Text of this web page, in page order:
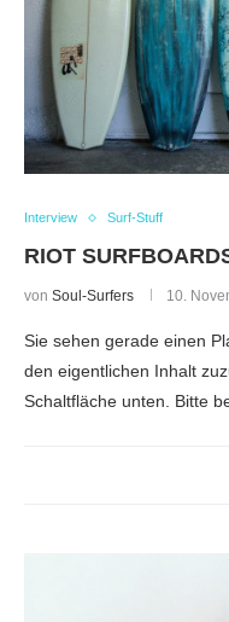
Interview Surf-Stuff
RIOT
von Soul-Surfers 10.
Sie sehen gerade einen
den eigentlichen Inhalt
Schaltfläche unten. Bitte